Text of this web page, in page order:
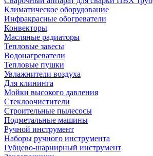
Климатическое оборудование
Инфракрасные обогреватели
Конвекторы
Масляные радиаторы
Тепловые завесы
Водонагреватели
Тепловые пушки
Увлажнители воздуха
Для клининга
Мойки высокого давления
Стеклоочистители
Строительные пылесосы
Подметальные машины
Ручной инструмент
Наборы ручного инструмента
Губцево-шарнирный инструмент